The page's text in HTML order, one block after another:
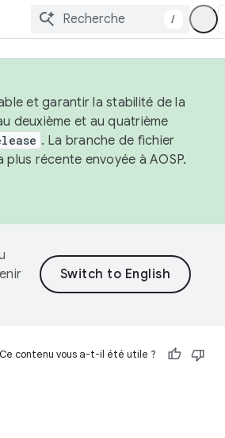
/
et garantir la stabilité de la
deuxième et au quatrième
. La branche de fichier
récente envoyée à AOSP.
Ce contenu vous a-t-il été utile ?